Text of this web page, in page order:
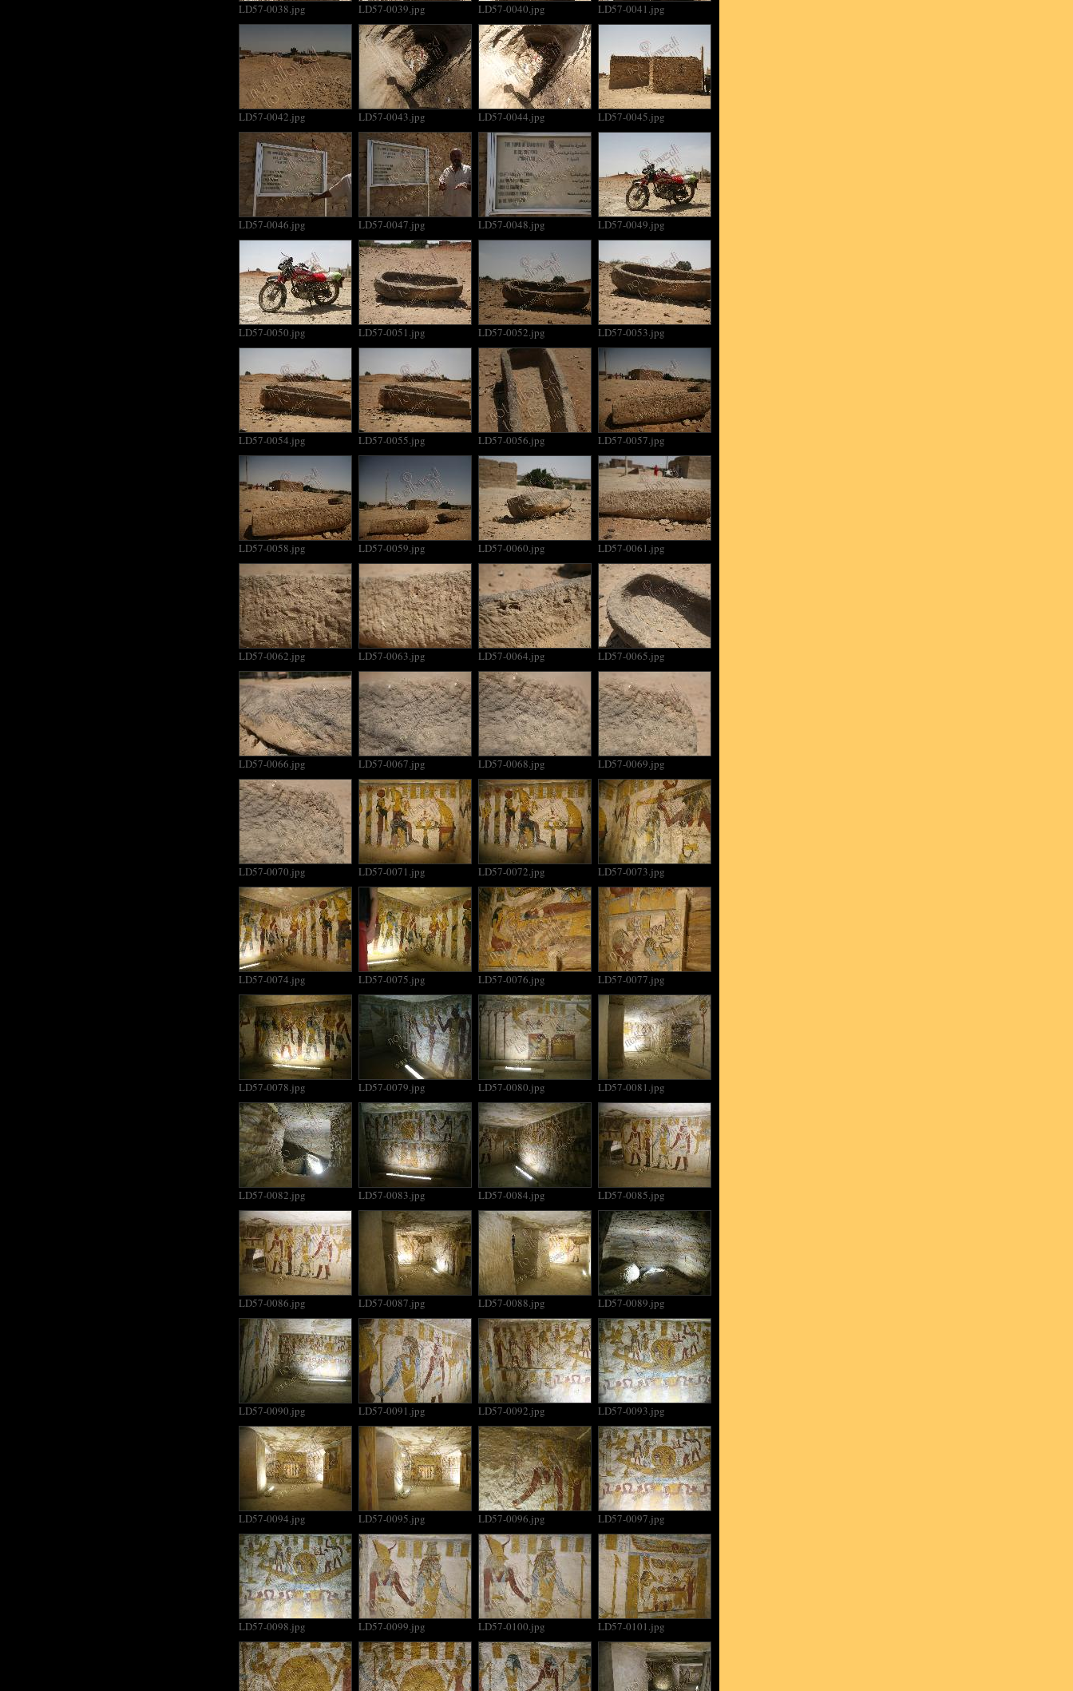
LD57-0038.jpg LD57-0039.jpg LD57-0040.jpg LD57-0041.jpg
LD57-0042.jpg LD57-0043.jpg LD57-0044.jpg LD57-0045.jpg
LD57-0046.jpg LD57-0047.jpg LD57-0048.jpg LD57-0049.jpg
LD57-0050.jpg LD57-0051.jpg LD57-0052.jpg LD57-0053.jpg
LD57-0054.jpg LD57-0055.jpg LD57-0056.jpg LD57-0057.jpg
LD57-0058.jpg LD57-0059.jpg LD57-0060.jpg LD57-0061.jpg
LD57-0062.jpg LD57-0063.jpg LD57-0064.jpg LD57-0065.jpg
LD57-0066.jpg LD57-0067.jpg LD57-0068.jpg LD57-0069.jpg
LD57-0070.jpg LD57-0071.jpg LD57-0072.jpg LD57-0073.jpg
LD57-0074.jpg LD57-0075.jpg LD57-0076.jpg LD57-0077.jpg
LD57-0078.jpg LD57-0079.jpg LD57-0080.jpg LD57-0081.jpg
LD57-0082.jpg LD57-0083.jpg LD57-0084.jpg LD57-0085.jpg
LD57-0086.jpg LD57-0087.jpg LD57-0088.jpg LD57-0089.jpg
LD57-0090.jpg LD57-0091.jpg LD57-0092.jpg LD57-0093.jpg
LD57-0094.jpg LD57-0095.jpg LD57-0096.jpg LD57-0097.jpg
LD57-0098.jpg LD57-0099.jpg LD57-0100.jpg LD57-0101.jpg